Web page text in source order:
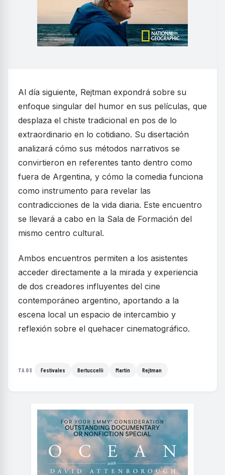
Al día siguiente, Rejtman expondrá sobre su
enfoque singular del humor en sus películas, que
desplaza el chiste tradicional en pos de lo
extraordinario en lo cotidiano. Su disertación
analizará cómo sus métodos narrativos se
convirtieron en referentes tanto dentro como
fuera de Argentina, y cómo la comedia funciona
como instrumento para revelar las
contradicciones de la vida diaria. Este encuentro
se llevará a cabo en la Sala de Formación del
mismo centro cultural.
Ambos encuentros permiten a los asistentes
acceder directamente a la mirada y experiencia
de dos creadores influyentes del cine
contemporáneo argentino, aportando a la
escena local un espacio de intercambio y
reflexión sobre el quehacer cinematográfico.
TAGS Festivales Bertuccelli Martín Rejtman